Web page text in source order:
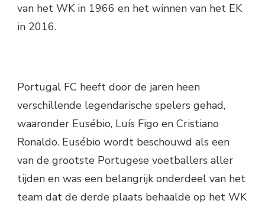
van het WK in 1966 en het winnen van het EK
in 2016.
Portugal FC heeft door de jaren heen
verschillende legendarische spelers gehad,
waaronder Eusébio, Luís Figo en Cristiano
Ronaldo. Eusébio wordt beschouwd als een
van de grootste Portugese voetballers aller
tijden en was een belangrijk onderdeel van het
team dat de derde plaats behaalde op het WK